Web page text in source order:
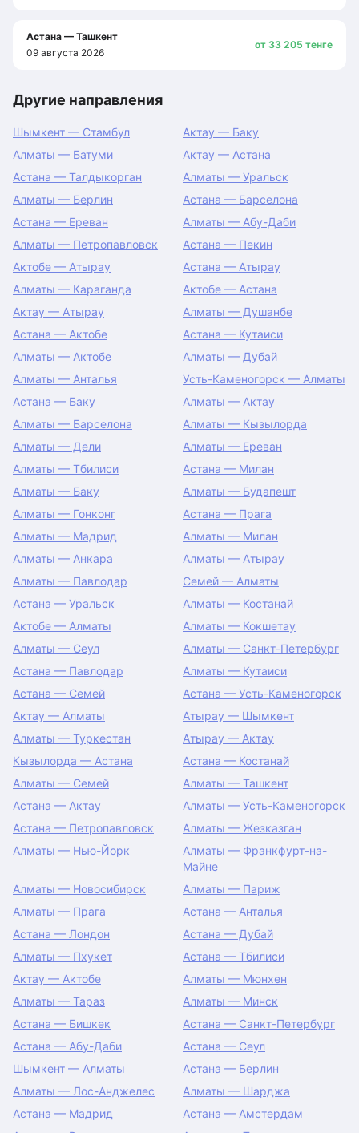
Астана — Ташкент
09 августа 2026
от 33 205 тенге
Другие направления
Шымкент — Стамбул
Актау — Баку
Алматы — Батуми
Актау — Астана
Астана — Талдыкорган
Алматы — Уральск
Алматы — Берлин
Астана — Барселона
Астана — Ереван
Алматы — Абу-Даби
Алматы — Петропавловск
Астана — Пекин
Актобе — Атырау
Астана — Атырау
Алматы — Караганда
Актобе — Астана
Актау — Атырау
Алматы — Душанбе
Астана — Актобе
Астана — Кутаиси
Алматы — Актобе
Алматы — Дубай
Алматы — Анталья
Усть-Каменогорск — Алматы
Астана — Баку
Алматы — Актау
Алматы — Барселона
Алматы — Кызылорда
Алматы — Дели
Алматы — Ереван
Алматы — Тбилиси
Астана — Милан
Алматы — Баку
Алматы — Будапешт
Алматы — Гонконг
Астана — Прага
Алматы — Мадрид
Алматы — Милан
Алматы — Анкара
Алматы — Атырау
Алматы — Павлодар
Семей — Алматы
Астана — Уральск
Алматы — Костанай
Актобе — Алматы
Алматы — Кокшетау
Алматы — Сеул
Алматы — Санкт-Петербург
Астана — Павлодар
Алматы — Кутаиси
Астана — Семей
Астана — Усть-Каменогорск
Актау — Алматы
Атырау — Шымкент
Алматы — Туркестан
Атырау — Актау
Кызылорда — Астана
Астана — Костанай
Алматы — Семей
Алматы — Ташкент
Астана — Актау
Алматы — Усть-Каменогорск
Астана — Петропавловск
Алматы — Жезказган
Алматы — Нью-Йорк
Алматы — Франкфурт-на-
Майне
Алматы — Новосибирск
Алматы — Париж
Алматы — Прага
Астана — Анталья
Астана — Лондон
Астана — Дубай
Алматы — Пхукет
Астана — Тбилиси
Актау — Актобе
Алматы — Мюнхен
Алматы — Тараз
Алматы — Минск
Астана — Бишкек
Астана — Санкт-Петербург
Астана — Абу-Даби
Астана — Сеул
Шымкент — Алматы
Астана — Берлин
Алматы — Лос-Анджелес
Алматы — Шарджа
Астана — Мадрид
Астана — Амстердам